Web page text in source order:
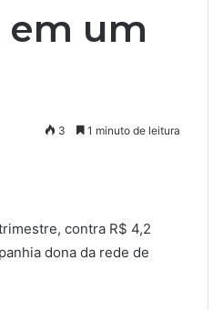
em um
3 1 minuto de leitura
contra R$ 4,2
dona da rede de